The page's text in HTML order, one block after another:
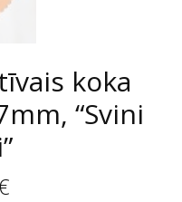
koka
“Svini